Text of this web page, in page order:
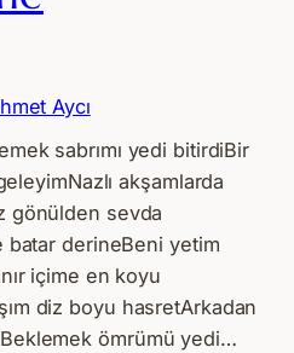
Aycı
sabrımı yedi bitirdiBir
akşamlarda
gönülden sevda
derineBeni yetim
içime en koyu
diz boyu hasretArkadan
ömrümü yedi…